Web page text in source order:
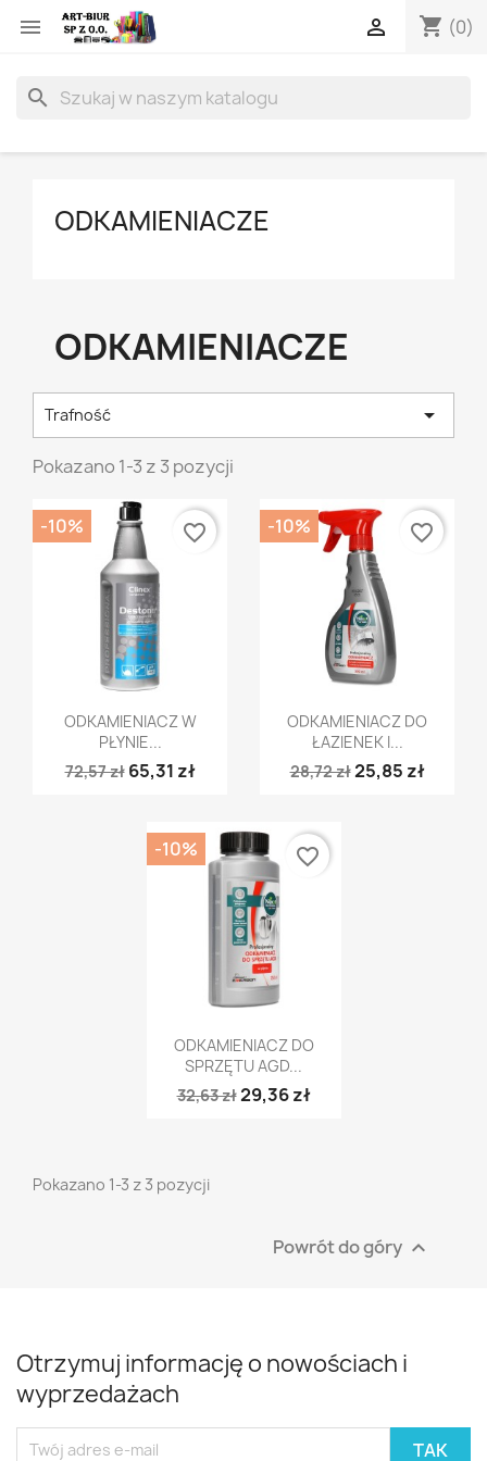
 shopping_cart (0)

search
ODKAMIENIACZE
ODKAMIENIACZE
Trafność 
Pokazano 1-3 z 3 pozycji
Szybki podgląd
ODKAMIENIACZ W
PŁYNIE...
72,57 zł 65,31 zł
-10% favorite_border
Szybki podgląd
ODKAMIENIACZ DO
ŁAZIENEK I...
28,72 zł25,85 zł
-10% favorite_border
Szybki podgląd
ODKAMIENIACZ DO
SPRZĘTU AGD...
32,63 zł29,36 zł
-10% favorite_border
Pokazano 1-3 z 3 pozycji
Powrót do góry 
Otrzymuj informację o nowościach i
wyprzedażach